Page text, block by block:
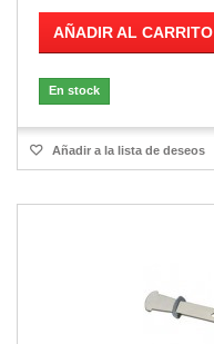
AÑADIR AL CARRITO
En stock
Añadir a la lista de deseos